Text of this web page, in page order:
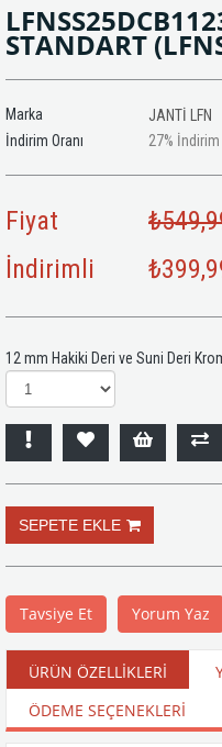
STANDART
Marka
JANTİ LFN
İndirim Oranı
%
27 İndirim
Fiyat
İndirimli
12 mm Hakiki Deri ve Suni Deri
Tavsiye Et Yorum Yaz
ÜRÜN ÖZELLIKLERI
ÖDEME SEÇENEKLERI